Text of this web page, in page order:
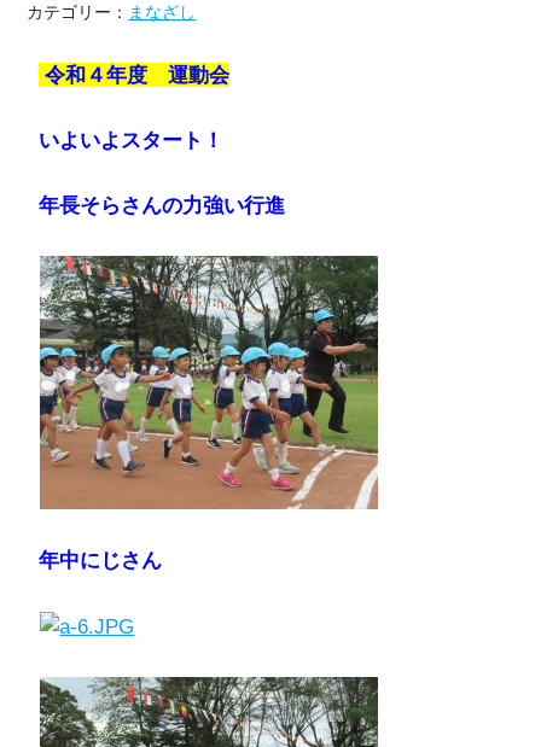
カテゴリー： まなざし
令和４年度 運動会
いよいよスタート！
年長そらさんの力強い行進
年中にじさん